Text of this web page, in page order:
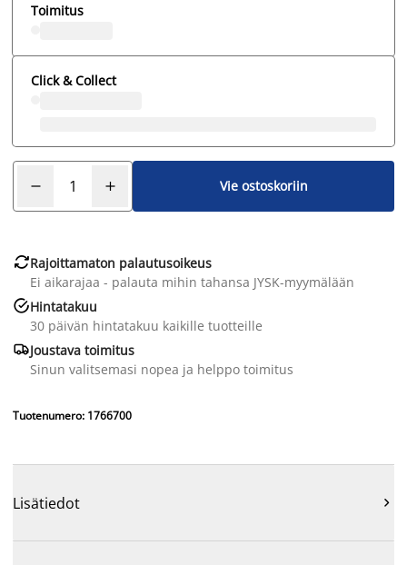
Toimitus
Click & Collect
Vie ostoskoriin
Rajoittamaton palautusoikeus
Ei aikarajaa - palauta mihin tahansa JYSK-myymälään
Hintatakuu
30 päivän hintatakuu kaikille tuotteille
Joustava toimitus
Sinun valitsemasi nopea ja helppo toimitus
Tuotenumero: 1766700
Lisätiedot 